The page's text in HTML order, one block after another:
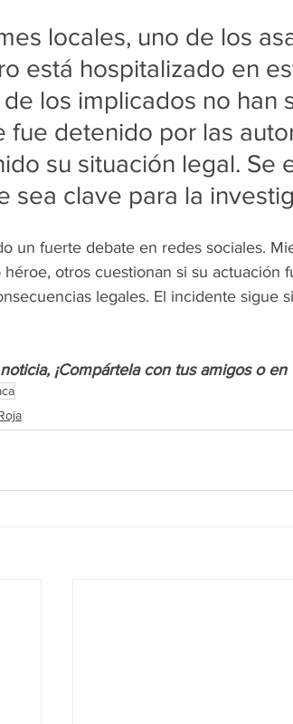
locales, uno de los
está hospitalizado en
los implicados no han
fue detenido por las
su situación legal. Se
sea clave para la
un fuerte debate en redes sociales.
otros cuestionan si su actuación
legales. El incidente sigue
¡Compártela con tus amigos o en